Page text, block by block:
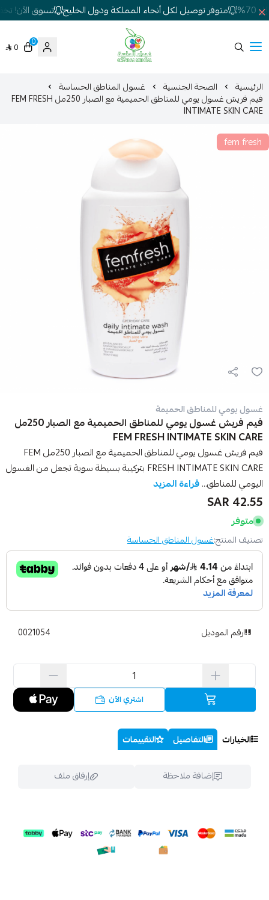
متوفر توصيل لكل أنحاء المملكة ودول الخليج تسوق الآن!
شركة غيداء المتطورة الطبية
0
0
الرئيسية الصحة الجنسية غسول المناطق الحساسة
فيم فريش غسول يومي للمناطق الحميمية مع الصبار 250مل FEM FRESH
INTIMATE SKIN CARE
fem fresh
غسول يومي للمناطق الحميمة
فيم فريش غسول يومي للمناطق الحميمية مع الصبار 250مل
FEM FRESH INTIMATE SKIN CARE
فيم فريش غسول يومي للمناطق الحميمية مع الصبار 250مل FEM
FRESH INTIMATE SKIN CARE بتركيبة بسيطة سوية تجعل من الغسول
اليومي للمناطق...قراءة المزيد
42.55 SAR
متوفر
تصنيف المنتج:غسول المناطق الحساسة
رقم الموديل 0021054
اشتري الآن
الخيارات التفاصيل التقييمات
إضافة ملاحظة إرفاق ملف
اسحب و افلت الملف هنا